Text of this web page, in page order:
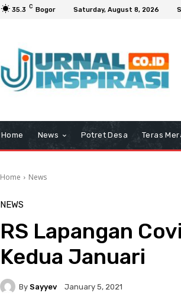
35.3 C Bogor Saturday, August 8, 2026
Home News Potret Desa Teras
Home News
NEWS
RS Lapangan
Kedua Januari
By Sayyev January 5, 2021